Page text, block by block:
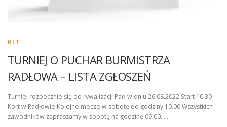
RLT
TURNIEJ O PUCHAR BURMISTRZA
RADŁOWA – LISTA ZGŁOSZEŃ
Turniej rozpocznie się od rywalizacji Pań w dniu 26.08.2022 Start 10.30 –
Kort w Radłowie Kolejne mecze w sobotę od godziny 10.00 Wszystkich
zawodników zapraszamy w sobotę na godzinę 09.00. …